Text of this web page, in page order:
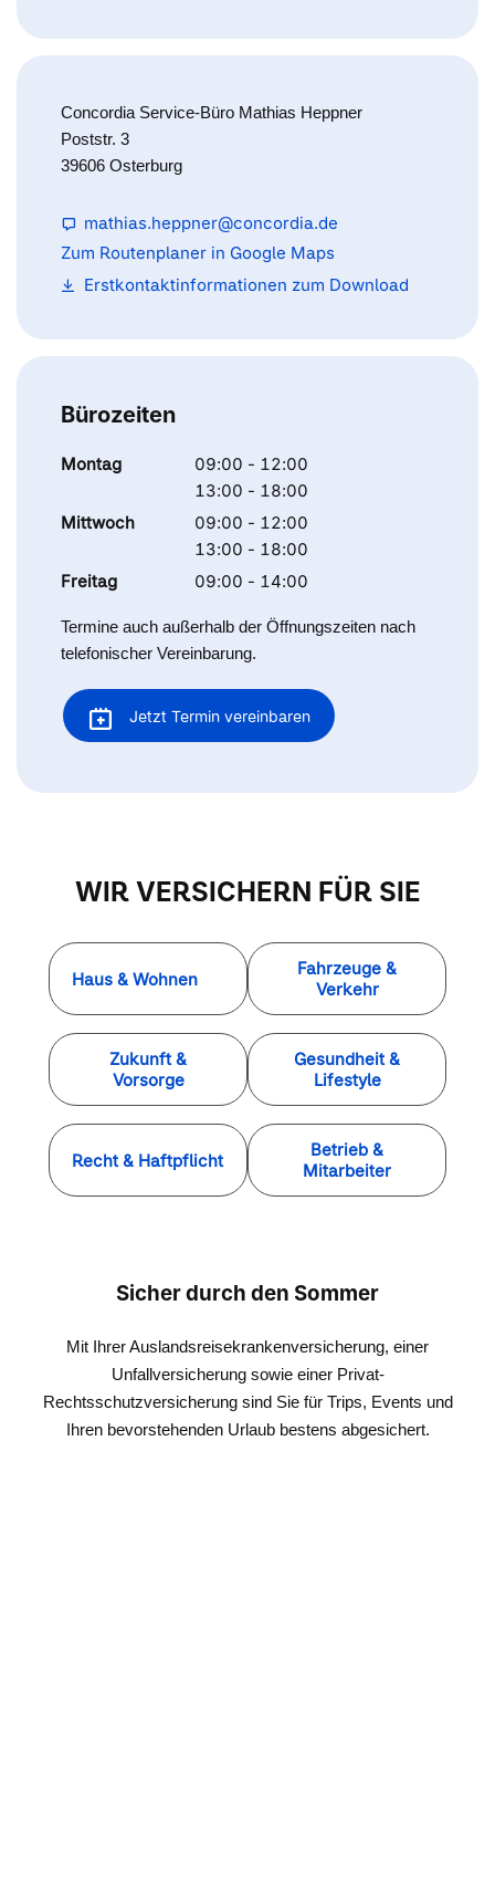
Concordia Service-Büro Mathias Heppner
Poststr. 3
39606 Osterburg
mathias.heppner@concordia.de
Zum Routenplaner in Google Maps
Erstkontaktinformationen zum Download
Bürozeiten
Montag
09:00 - 12:00
13:00 - 18:00
Mittwoch
09:00 - 12:00
13:00 - 18:00
Freitag
09:00 - 14:00
Termine auch außerhalb der Öffnungszeiten nach
telefonischer Vereinbarung.
Jetzt Termin vereinbaren
WIR VERSICHERN FÜR SIE
Haus & Wohnen
Fahrzeuge &
Verkehr
Zukunft &
Vorsorge
Gesundheit &
Lifestyle
Recht & Haftpflicht
Betrieb &
Mitarbeiter
Sicher durch den Sommer
Mit Ihrer Auslandsreisekrankenversicherung, einer
Unfallversicherung sowie einer Privat-
Rechtsschutzversicherung sind Sie für Trips, Events und
Ihren bevorstehenden Urlaub bestens abgesichert.